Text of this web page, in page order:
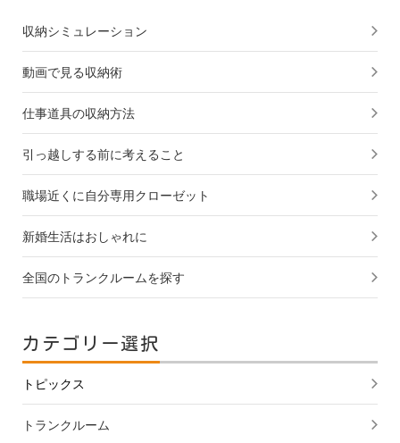
収納シミュレーション
動画で見る収納術
仕事道具の収納方法
引っ越しする前に考えること
職場近くに自分専用クローゼット
新婚生活はおしゃれに
全国のトランクルームを探す
カテゴリー選択
トピックス
トランクルーム